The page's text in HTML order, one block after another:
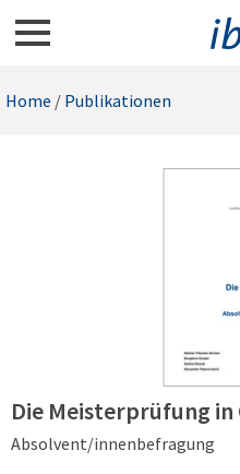
Home / Publikationen
Die Meisterprüfung
Absolvent/innenbefragung